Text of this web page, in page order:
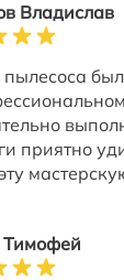
Владислав
пылесоса
приятно
Тимофей